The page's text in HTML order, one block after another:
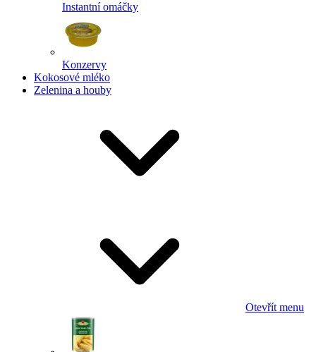
Instantní omáčky
Konzervy
Kokosové mléko
Zelenina a houby
Otevřít menu